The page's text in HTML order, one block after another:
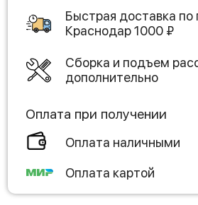
Быстрая доставка по
Краснодар1000 ₽
Сборка и подъем
дополнительно
Оплата при получении
Оплата наличными
Оплата картой